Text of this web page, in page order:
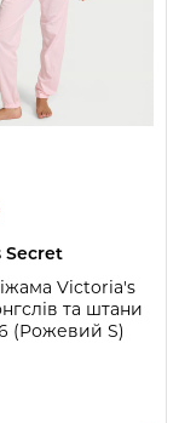
Secret
Victoria's
та штани
(Рожевий S)